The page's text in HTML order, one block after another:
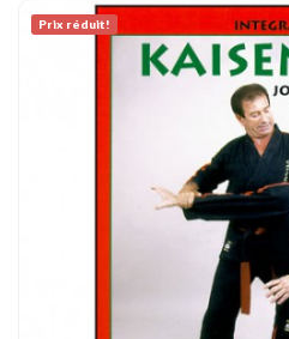
Armes
Tenues
Cible de frappe
Condition physique
Prix ​​réduit!